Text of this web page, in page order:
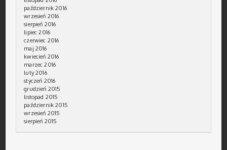
październik 2016
wrzesień 2016
sierpień 2016
lipiec 2016
czerwiec 2016
maj 2016
kwiecień 2016
marzec 2016
luty 2016
styczeń 2016
grudzień 2015
listopad 2015
październik 2015
wrzesień 2015
sierpień 2015